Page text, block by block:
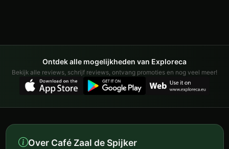
Ontdek alle mogelijkheden van Exploreca
Bekijk alle reviews, schrijf reviews, ontvang promoties en nog veel meer!
Over Café Zaal de Spijker